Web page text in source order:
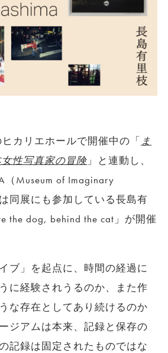
カリエホールで開催中の「 ま
性写真家の冒険 」と連動し、
Museum of Imaginary
同展にも参加している長島有
the dog, behind the cat」が開催
ブ」を起点に、時間の経過に
に経験されうるのか、また作
な存在としてあり続けるのか
ジアムは本来、記録と保存の
記録は固定されたものではな